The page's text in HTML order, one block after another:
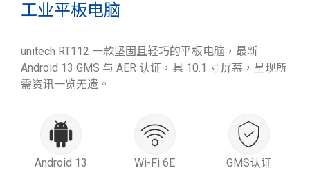
工业平板电脑
unitech RT112 一款坚固且轻巧的平板电脑，最新
Android 13 GMS 与 AER 认证，具 10.1 寸屏幕，呈现所
需资讯一览无遗。
Android 13 Wi-Fi 6E GMS认证